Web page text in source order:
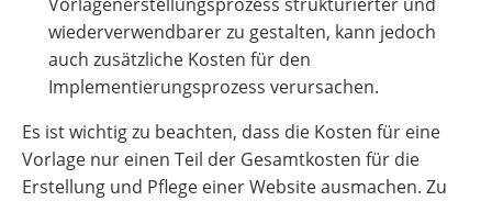
wiederverwendbarer zu gestalten, kann jedoch
auch zusätzliche Kosten für den
Implementierungsprozess verursachen.
Es ist wichtig zu beachten, dass die Kosten für eine
Vorlage nur einen Teil der Gesamtkosten für die
Erstellung und Pflege einer Website ausmachen. Zu